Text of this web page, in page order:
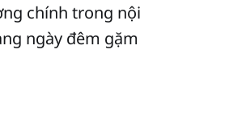
chính trong nội
ngày đêm gặm